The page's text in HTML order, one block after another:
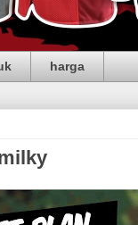
harga